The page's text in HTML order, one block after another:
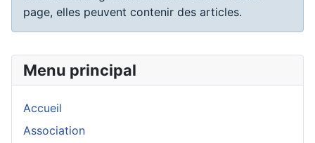
Menu principal
Accueil
Association
page, elles peuvent contenir des articles.